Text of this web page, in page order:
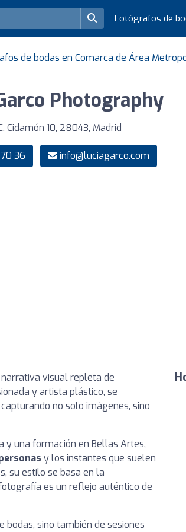
Fotógrafos de
de bodas en Comarca de Área
Photography
Cidamón 10, 28043, Madrid
36 info@luciagarco.com
visual repleta de
y artista plástico, se
no solo imágenes, sino
y una formación en Bellas Artes,
y los instantes que suelen
su estilo se basa en la
es un reflejo auténtico de
bodas, sino también de sesiones